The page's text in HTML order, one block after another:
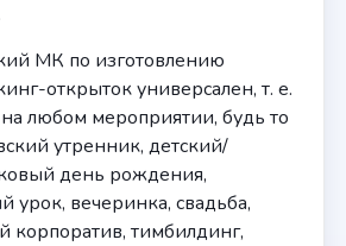
МК по изготовлению
открыток универсален, т. е.
любом мероприятии, будь то
утренник, детский/
день рождения,
урок, вечеринка, свадьба,
корпоратив, тимбилдинг,